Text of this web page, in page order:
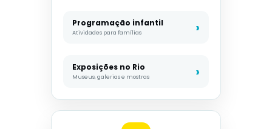
Programação infantil
Atividades para famílias
Exposições no Rio
Museus, galerias e mostras